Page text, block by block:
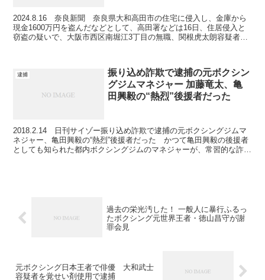
2024.8.16 奈良新聞 奈良県大和高田市の住宅に侵入し、金庫から
現金1600万円を盗んだなどとして、高田署などは16日、住居侵入と
窃盗の疑いで、大阪市西区南堀江3丁目の無職、関根虎太朗容疑者
逮捕
振り込め詐欺で逮捕の元ボクシン
グジムマネジャー 加藤竜太、亀
田興毅の“熱烈”後援者だった
2018.2.14 日刊サイゾー振り込め詐欺で逮捕の元ボクシングジムマ
ネジャー、亀田興毅の“熱烈”後援者だった かつて亀田興毅の後援者
としても知られた都内ボクシングジムのマネジャーが、常習的な詐欺
過去の栄光汚した！ 一般人に暴行ふるっ
たボクシング元世界王者・徳山昌守が謝
罪会見
元ボクシング日本王者で俳優 大和武士
容疑者を覚せい剤使用で逮捕